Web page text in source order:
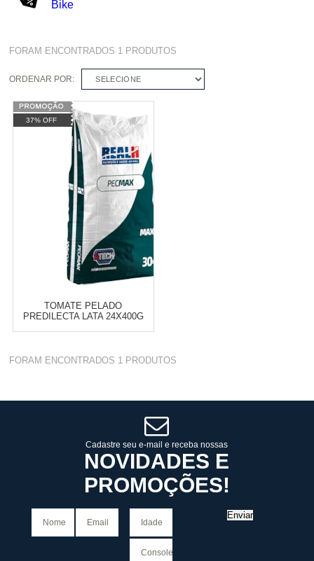
Bike
FORAM ENCONTRADOS 1 PRODUTOS
ORDENAR POR: SELECIONE
37% OFF
TOMATE PELADO
PREDILECTA LATA 24X400G
Varejo: R$ 4.050,70
10 x de R$ 255,09
FORAM ENCONTRADOS 1 PRODUTOS
Cadastre seu e-mail e receba nossas
NOVIDADES E
PROMOÇÕES!
Enviar